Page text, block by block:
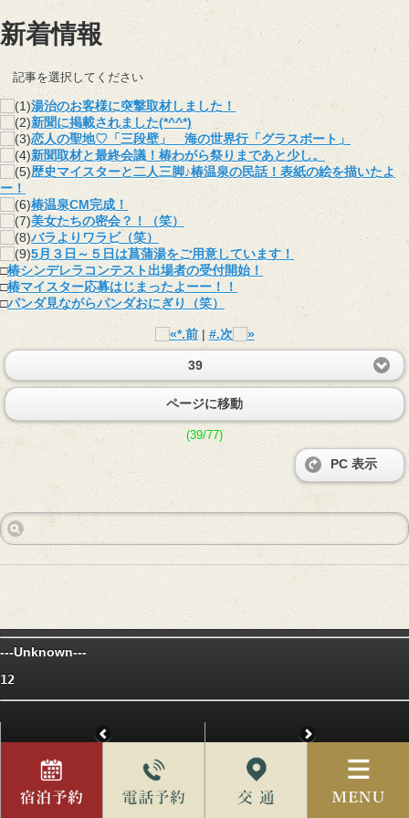
新着情報
記事を選択してください
湯治のお客様に突撃取材しました！
新聞に掲載されました(*^^*)
恋人の聖地♡「三段壁」 海の世界行「グラスボート」
新聞取材と最終会議！椿わがら祭りまであと少し。
歴史マイスターと二人三脚♪椿温泉の民話！表紙の絵を描いたよ
ー！
椿温泉CM完成！
美女たちの密会？！（笑）
バラよりワラビ（笑）
5月３日～５日は菖蒲湯をご用意しています！
□椿シンデレラコンテスト出場者の受付開始！
□椿マイスター応募はじまったよーー！！
□パンダ見ながらパンダおにぎり（笑）
*.前| #.次
39
ページに移動
(39/77)
PC 表示
---Unknown---
12